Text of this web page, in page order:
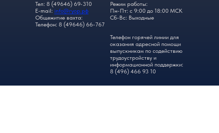
Режим работы:
Пн-Пт: с 9:00 до 18:00 МСК
Сб-Вс: Выходные
Телефон горячей линии для
оказания адресной помощи
выпускникам по содействию
трудоустройству и
информационной поддержки:
8 (496) 466 93 10
Тел: 8 (49646) 69-310
E-mail: info@гуор.рф
Общежитие вахта:
Телефон: 8 (49646) 66-767